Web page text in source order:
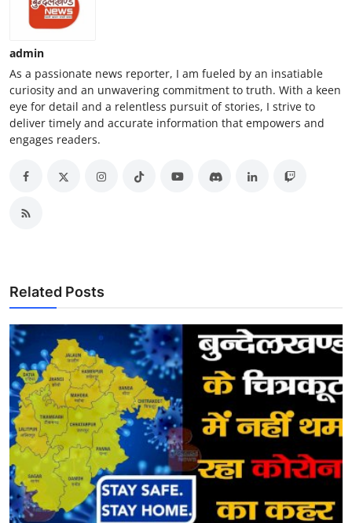
admin
As a passionate news reporter, I am fueled by an insatiable
curiosity and an unwavering commitment to truth. With a keen
eye for detail and a relentless pursuit of stories, I strive to
deliver timely and accurate information that empowers and
engages readers.
Related Posts